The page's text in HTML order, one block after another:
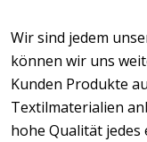
Wir sind jedem
können wir uns
Kunden Produkte
Textilmaterialien
hohe Qualität